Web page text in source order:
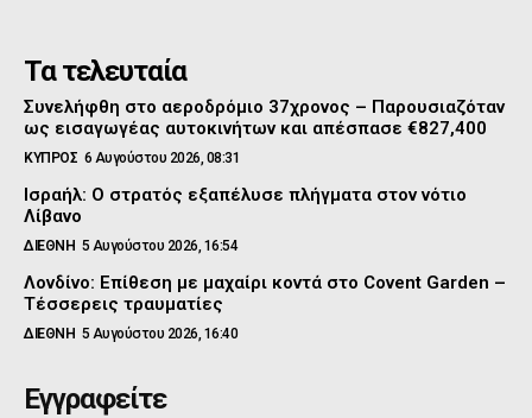
Τα τελευταία
Συνελήφθη στο αεροδρόμιο 37χρονος – Παρουσιαζόταν
ως εισαγωγέας αυτοκινήτων και απέσπασε €827,400
ΚΥΠΡΟΣ 6 Αυγούστου 2026, 08:31
Ισραήλ: Ο στρατός εξαπέλυσε πλήγματα στον νότιο
Λίβανο
ΔΙΕΘΝΗ 5 Αυγούστου 2026, 16:54
Λονδίνο: Επίθεση με μαχαίρι κοντά στο Covent Garden –
Τέσσερεις τραυματίες
ΔΙΕΘΝΗ 5 Αυγούστου 2026, 16:40
Εγγραφείτε